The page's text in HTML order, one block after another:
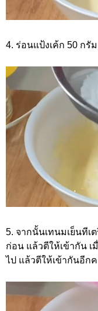
4. ร่อนแป้งเค้ก 50 กรั
5. จากนั้นเทนมเย็นทีเ
ก่อน แล้วตีให้เข้ากัน เ
ไป แล้วตีให้เข้ากันอีก